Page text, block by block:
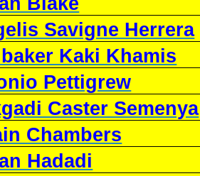
Savigne Herrera
Kaki Khamis
Pettigrew
Caster Semenya
Chambers
Hadadi